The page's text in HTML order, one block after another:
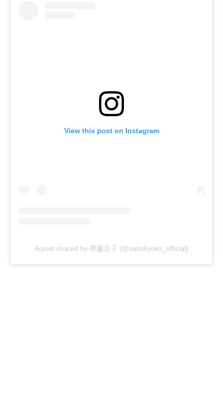
View this post on Instagram
A post shared by 齊藤京子 (@saitokyoko_official)